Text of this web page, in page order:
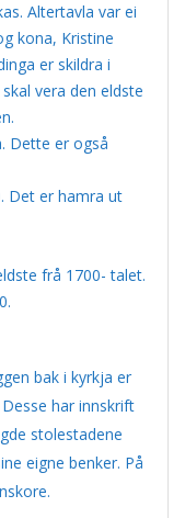
Altertavla var ei
kona, Kristine
er skildra i
vera den eldste
Dette er også
Det er hamra ut
frå 1700- talet.
bak i kyrkja er
har innskrift
stolestadene
eigne benker. På